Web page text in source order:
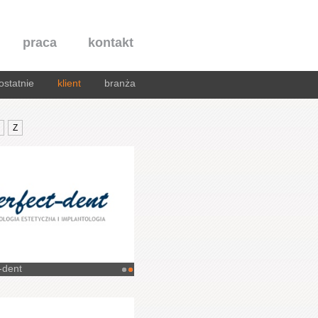
praca kontakt
klient branża
Z
dent